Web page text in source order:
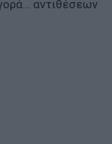
αντιθέσεων